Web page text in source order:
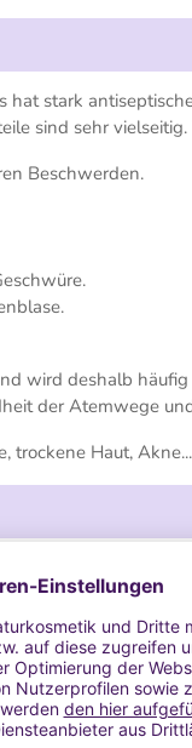
hat stark
sind sehr
Beschwerden.
wird deshalb
der Atemwege
trockene Haut, Akne...